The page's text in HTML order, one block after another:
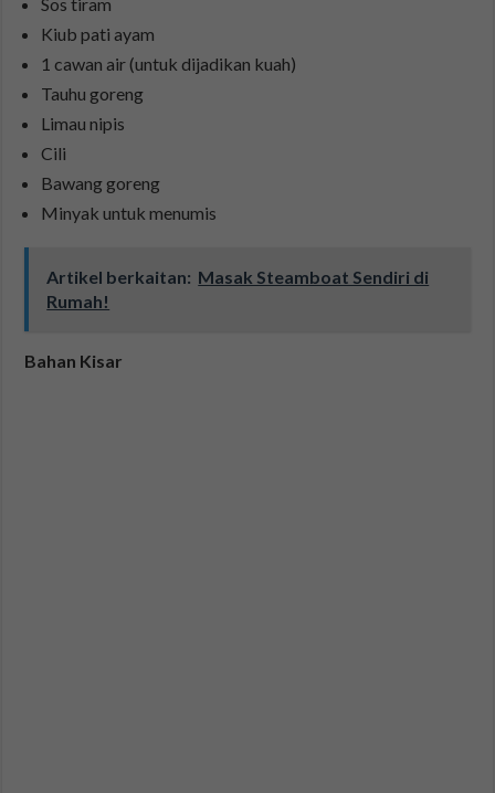
Kiub pati ayam
1 cawan air (untuk dijadikan kuah)
Tauhu goreng
Limau nipis
Cili
Bawang goreng
Minyak untuk menumis
Artikel berkaitan: Masak Steamboat Sendiri di
Rumah!
Bahan Kisar